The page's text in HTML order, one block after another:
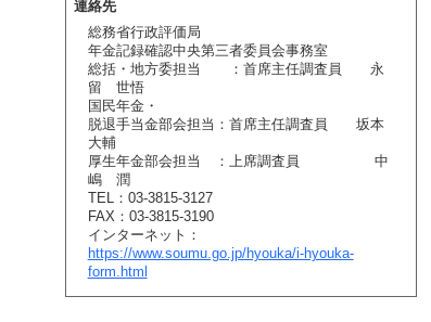
連絡先
総務省行政評価局
年金記録確認中央第三者委員会事務室
総括・地方委担当 ：首席主任調査員 永
留 世悟
国民年金・
脱退手当金部会担当：首席主任調査員 坂本
大輔
厚生年金部会担当 ：上席調査員 中
嶋 潤
TEL：03-3815-3127
FAX：03-3815-3190
インターネット：
https://www.soumu.go.jp/hyouka/i-hyouka-
form.html